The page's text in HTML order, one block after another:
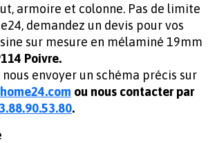
armoire et colonne. Pas de limite
demandez un devis pour vos
sur mesure en mélaminé 19mm
Poivre.
envoyer un schéma précis sur
ou nous contacter par
.